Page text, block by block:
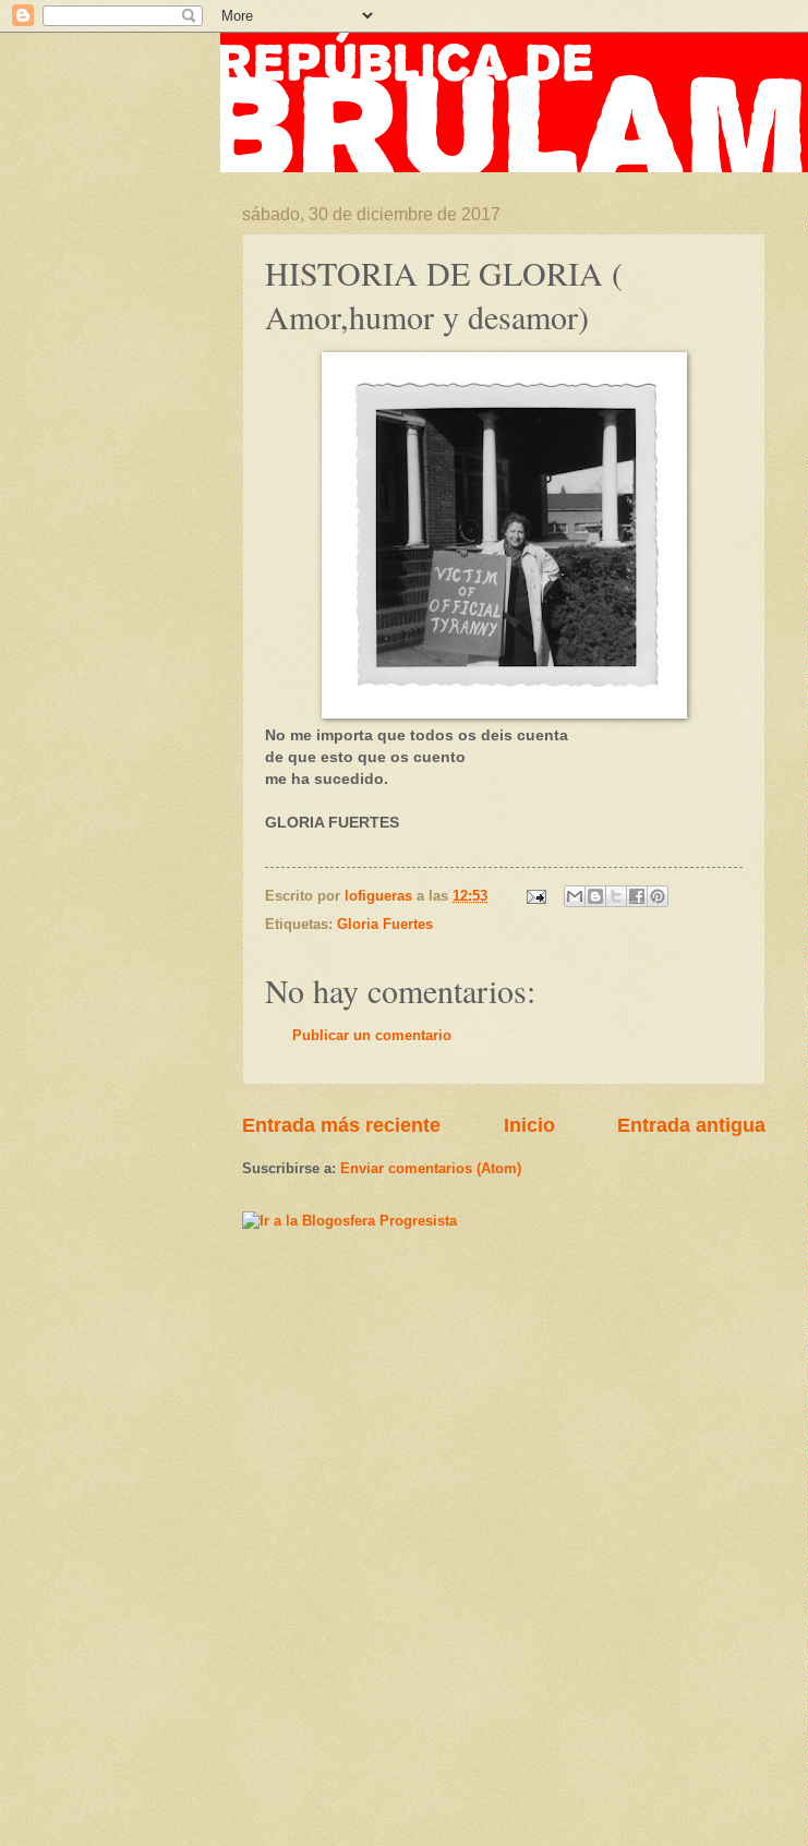
sábado, 30 de diciembre de 2017
HISTORIA DE GLORIA (
Amor,humor y desamor)
No me importa que todos os deis cuenta
de que esto que os cuento
me ha sucedido.
GLORIA FUERTES
Escrito por lofigueras a las 12:53
Etiquetas: Gloria Fuertes
No hay comentarios:
Publicar un comentario
Entrada más reciente Entrada antigua
Inicio
Suscribirse a: Enviar comentarios (Atom)